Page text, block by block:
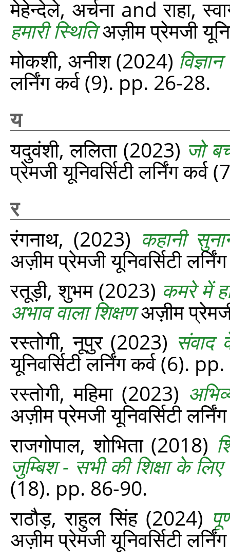
मेहेन्देले, अर्चनाandराहा,
हमारी स्थितिअज़ीम प्रेमजी
मोकशी, अनीश(2024)
लर्निंग कर्व (9). pp. 26-28.
य
यदुवंशी, ललिता(2023) जो
प्रेमजी यूनिवर्सिटी लर्निंग
र
रंगनाथ, (2023) कहानी
अज़ीम प्रेमजी यूनिवर्सिटी
रतूड़ी, शुभम(2023) कमरे में
अभाव वाला शिक्षणअज़ीम
रस्तोगी, नूपुर(2023) संवाद
यूनिवर्सिटी लर्निंग कर्व (6).
रस्तोगी, महिमा(2023)
अज़ीम प्रेमजी यूनिवर्सिटी
राजगोपाल, शोभिता(2018)
जुम्बिश - सभी की शिक्षा के
(18). pp. 86-90.
राठौड़, राहुल सिंह(2024)
अज़ीम प्रेमजी यूनिवर्सिटी